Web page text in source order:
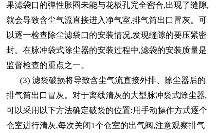
果滤袋口的弹性胀圈未能与花板孔完全密合,出现了缝隙,
就会导致含尘气流直接进入净气室,排气筒出口冒灰。可
以逐一检查除尘滤袋口的安装情况,发现缝隙的要压紧密
封。在脉冲袋式除尘器的安装过程中,滤袋的安装质量是
监督检查的重点之一。
(3) 滤袋破损将导致含尘气流直接外排、除尘器后的
排气筒出口冒灰。对于离线清灰的大型脉冲袋式除尘器,
可以采用以下方法确定破袋的位置:用手动操作方式逐个
仓室进行清灰,每次关闭1个仓室的出气阀,注意观察排气